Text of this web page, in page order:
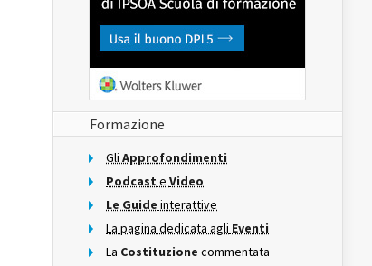
Formazione
Gli Approfondimenti
Podcast e Video
Le Guide interattive
La pagina dedicata agli Eventi
La Costituzione commentata